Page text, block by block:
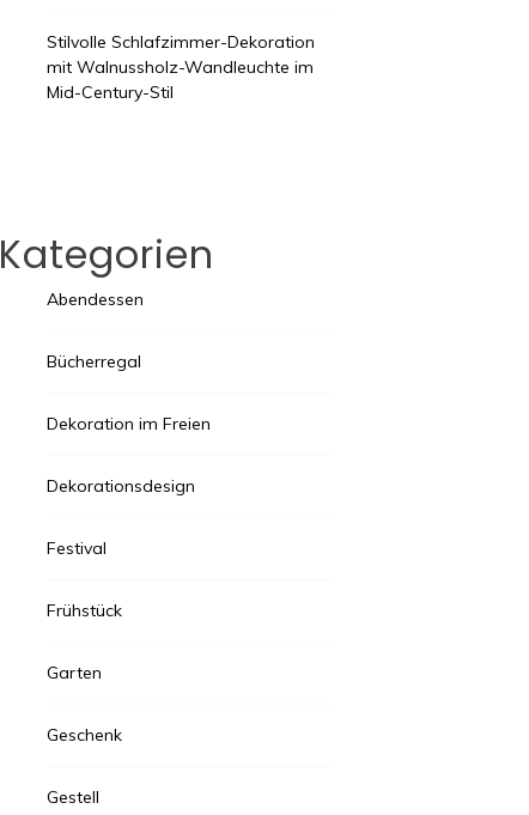
Stilvolle Schlafzimmer-Dekoration
mit Walnussholz-Wandleuchte im
Mid-Century-Stil
Kategorien
Abendessen
Bücherregal
Dekoration im Freien
Dekorationsdesign
Festival
Frühstück
Garten
Geschenk
Gestell